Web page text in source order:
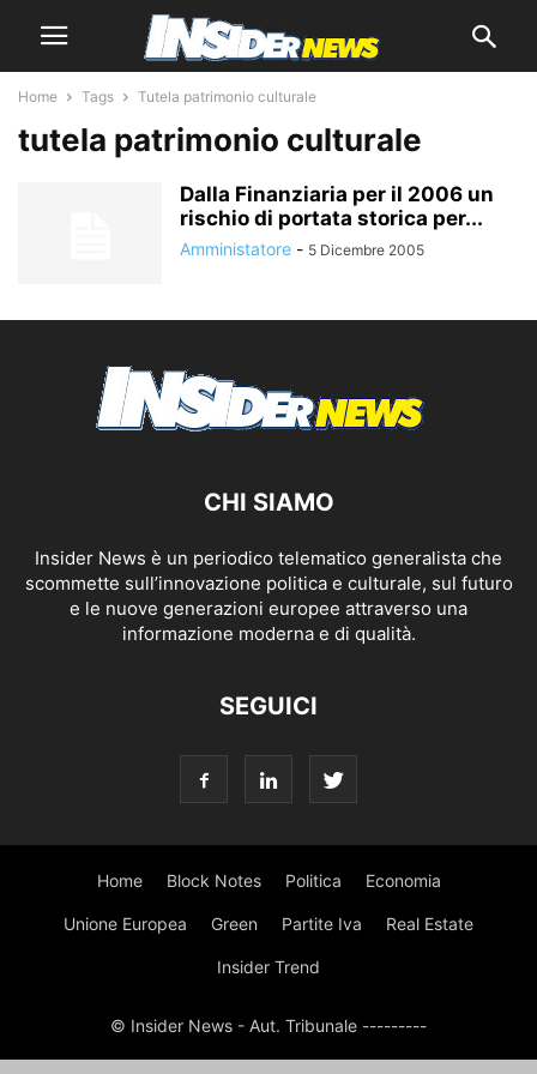
Home Tags Tutela patrimonio culturale
tutela patrimonio culturale
Dalla Finanziaria per il 2006 un
rischio di portata storica per...
Amministatore - 5 Dicembre 2005
CHI SIAMO
Insider News è un periodico telematico generalista che
scommette sull’innovazione politica e culturale, sul futuro
e le nuove generazioni europee attraverso una
informazione moderna e di qualità.
SEGUICI
Home Block Notes Politica Economia
Unione Europea Green Partite Iva Real Estate
Insider Trend
© Insider News - Aut. Tribunale ---------